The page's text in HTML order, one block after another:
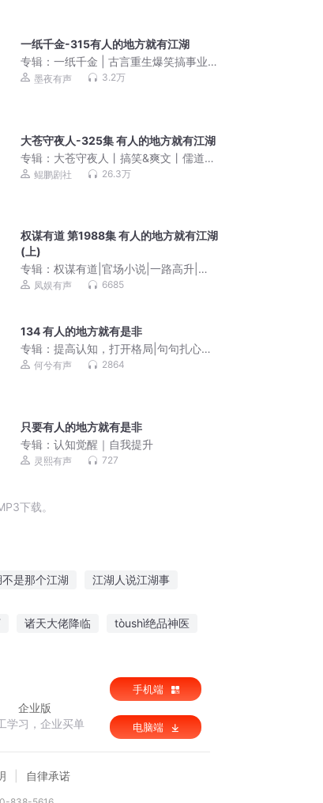
一纸千金-315有人的地方就有江湖
专辑：一纸千金 | 古言重生爆笑搞事业
爽文 | 墨夜&白浮浮&白夜 | VIP免费 | 多
墨夜有声 3.2万
大苍守夜人-325集 有人的地方就有江湖
专辑： 大苍守夜人丨搞笑&爽文丨儒道流
丨多人有声剧
鲲鹏剧社 26.3万
权谋有道 第1988集 有人的地方就有江湖
(上)
专辑：权谋有道|官场小说|一路高升|青
云直上
凤娱有声 6685
134 有人的地方就有是非
专辑：提高认知，打开格局|句句扎心真
话 何兮有声 2864
只要有人的地方就有是非
专辑：认知觉醒｜自我提升
灵熙有声 727
下载。
是那个江湖 江湖人说江湖事
诸天大佬降临 tòushì绝品神医
企业版
学习，企业买单
手机端
电脑端
自律承诺